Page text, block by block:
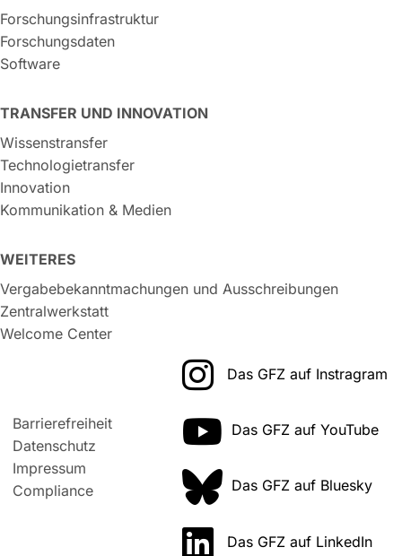
Forschungsinfrastruktur
Forschungsdaten
Software
TRANSFER UND INNOVATION
Wissenstransfer
Technologietransfer
Innovation
Kommunikation & Medien
WEITERES
Vergabebekanntmachungen und Ausschreibungen
Zentralwerkstatt
Welcome Center
Barrierefreiheit
Datenschutz
Impressum
Compliance
Das GFZ auf Instragram
Das GFZ auf YouTube
Das GFZ auf Bluesky
Das GFZ auf LinkedIn